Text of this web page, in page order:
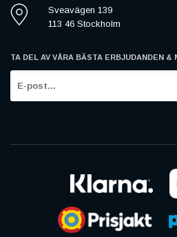
Sveavägen 139
113 46 Stockholm
TA DEL AV VÅRA BÄSTA ERBJUDANDEN &